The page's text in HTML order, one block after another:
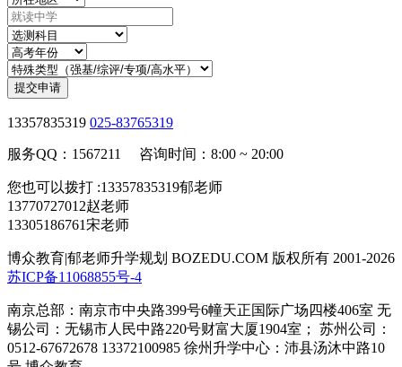
提交申请
13357835319 025-83765319
服务QQ：1567211 咨询时间：8:00 ~ 20:00
您也可以拨打 :13357835319郁老师
13770727012赵老师
13305186761宋老师
博众教育|郁老师升学规划 BOZEDU.COM 版权所有 2001-2026
苏ICP备11068855号-4
南京总部：南京市中央路399号6幢天正国际广场四楼406室 无
锡公司：无锡市人民中路220号财富大厦1904室； 苏州公司：
0512-67672678 13372100985 徐州升学中心：沛县汤沐中路10